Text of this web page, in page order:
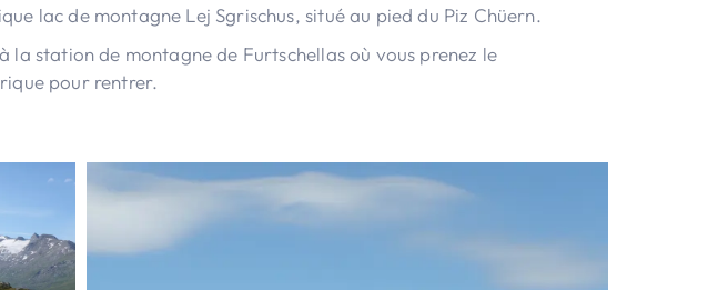
lac de montagne Lej Sgrischus, situé au pied du Piz Chüern.
la station de montagne de Furtschellas où vous prenez le
pour rentrer.